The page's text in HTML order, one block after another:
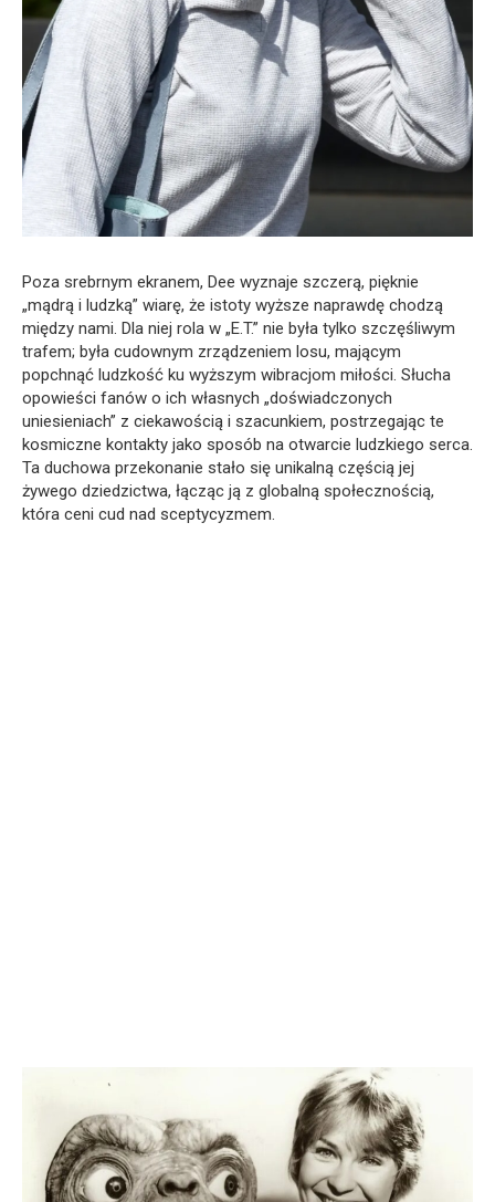
Poza srebrnym ekranem, Dee wyznaje szczerą, pięknie
„mądrą i ludzką” wiarę, że istoty wyższe naprawdę chodzą
między nami. Dla niej rola w „E.T.” nie była tylko szczęśliwym
trafem; była cudownym zrządzeniem losu, mającym
popchnąć ludzkość ku wyższym wibracjom miłości. Słucha
opowieści fanów o ich własnych „doświadczonych
uniesieniach” z ciekawością i szacunkiem, postrzegając te
kosmiczne kontakty jako sposób na otwarcie ludzkiego serca.
Ta duchowa przekonanie stało się unikalną częścią jej
żywego dziedzictwa, łącząc ją z globalną społecznością,
która ceni cud nad sceptycyzmem.